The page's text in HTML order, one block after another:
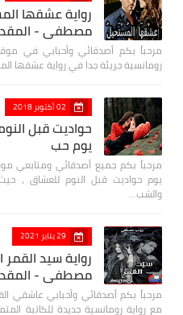
رواية عشقها
مصطفي -
رومانسية جريئة جدا في رواية عشقها
02 أكتوبر 2018
يوم حب
يوم حواديت قبل النوم للعشاق ،
والشب…
29 يناير 2021
رواية سيد القمر
مصطفي -
مرحباً بكم أصدقائي وأحبابي عاشقي
مع رواية رومانسية جديدة للكاتبة